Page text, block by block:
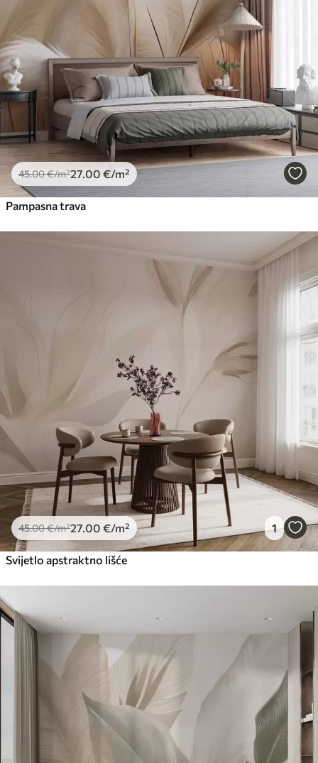
45.00€/m²27 .00 €/m²
Pampasna trava
45.00€/m²27 .00 €/m² 1
Svijetlo apstraktno lišće